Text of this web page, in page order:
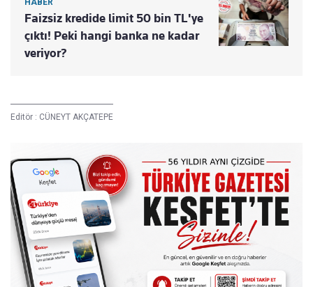
Faizsiz kredide limit 50 bin TL'ye
çıktı! Peki hangi banka ne kadar
veriyor?
Editör : CÜNEYT AKÇATEPE